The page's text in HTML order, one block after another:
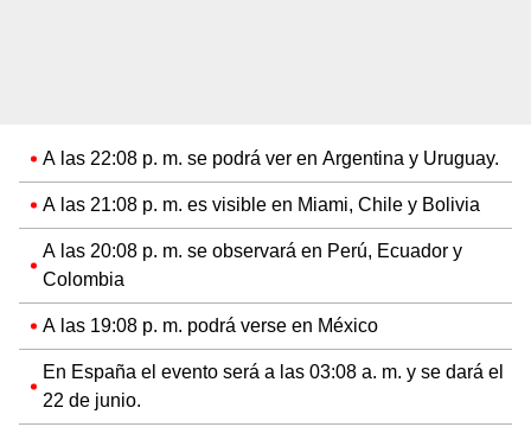
A las 22:08 p. m. se podrá ver en Argentina y Uruguay.
A las 21:08 p. m. es visible en Miami, Chile y Bolivia
A las 20:08 p. m. se observará en Perú, Ecuador y
Colombia
A las 19:08 p. m. podrá verse en México
En España el evento será a las 03:08 a. m. y se dará el
22 de junio.